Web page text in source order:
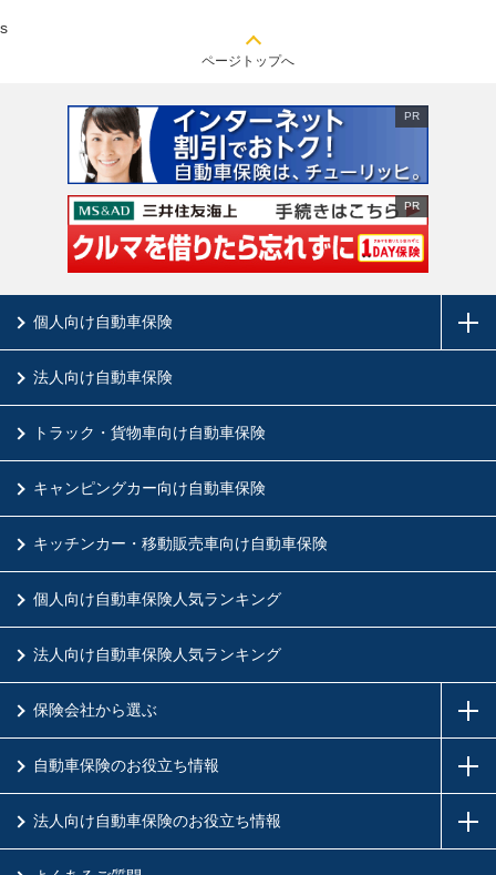
s
ページトップへ
PR
PR
個人向け自動車保険
法人向け自動車保険
トラック・貨物車向け自動車保険
キャンピングカー向け自動車保険
キッチンカー・移動販売車向け自動車保険
個人向け自動車保険人気ランキング
法人向け自動車保険人気ランキング
保険会社から選ぶ
自動車保険のお役立ち情報
法人向け自動車保険のお役立ち情報